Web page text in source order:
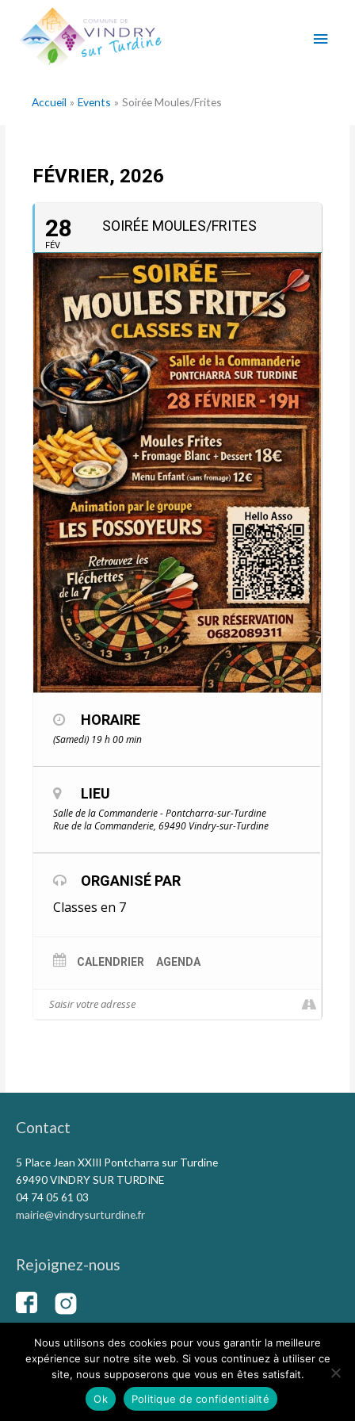
contenu
Accueil Events Soirée Moules/Frites
FÉVRIER, 2026
28
FÉV
SOIRÉE MOULES/FRITES
HORAIRE
(Samedi) 19 h 00 min
LIEU
Salle de la Commanderie - Pontcharra-sur-Turdine
Rue de la Commanderie, 69490 Vindry-sur-Turdine
ORGANISÉ PAR
Classes en 7
CALENDRIER AGENDA
Contact
5 Place Jean XXIII Pontcharra sur Turdine
69490 VINDRY SUR TURDINE
04 74 05 61 03
mairie@vindrysurturdine.fr
Rejoignez-nous
Copyright © 2026Vindry-sur-Turdine |Mentions légales
Conception du site Capolina
Nous utilisons des cookies pour vous garantir la meilleure
expérience sur notre site web. Si vous continuez à utiliser ce
site, nous supposerons que vous en êtes satisfait.
Ok
Politique de confidentialité